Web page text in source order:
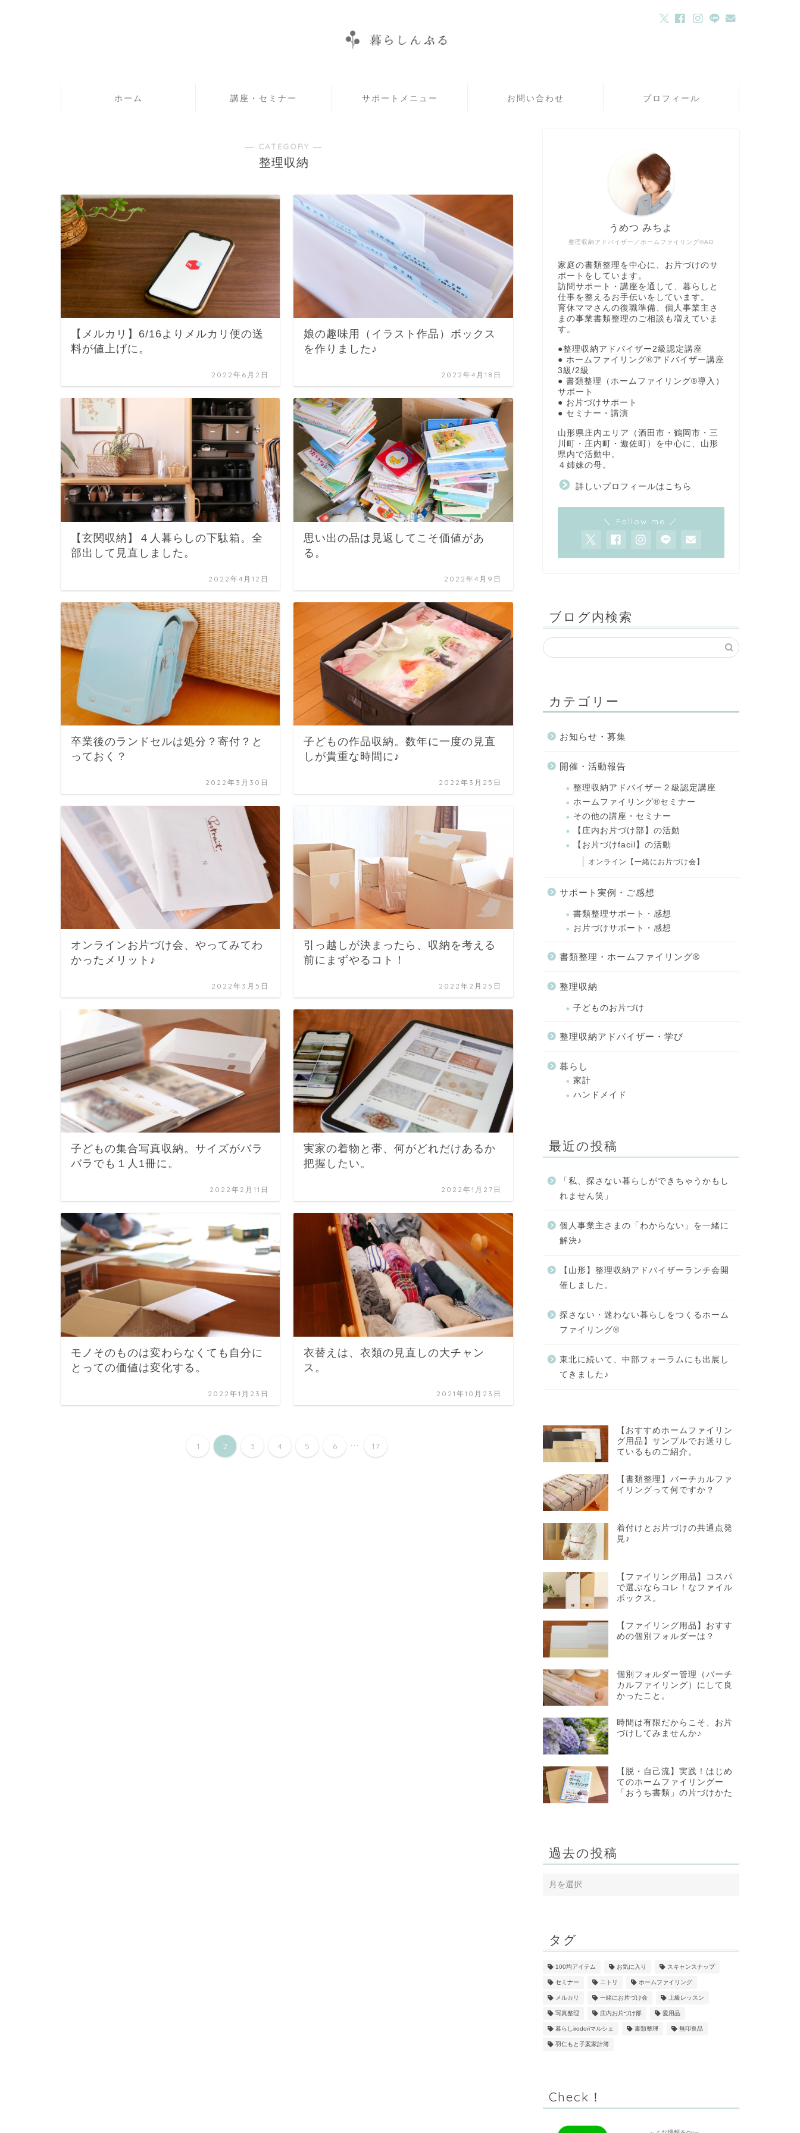
ホーム 講座・セミナー サポートメニュー お問い合わせ プロフィール
― CATEGORY ―
整理収納
【メルカリ】6/16よりメルカリ便の送
料が値上げに。
2022年6月2日
娘の趣味用（イラスト作品）ボックス
を作りました♪
2022年4月18日
【玄関収納】４人暮らしの下駄箱。全
部出して見直しました。
2022年4月12日
思い出の品は見返してこそ価値があ
る。
2022年4月9日
卒業後のランドセルは処分？寄付？と
っておく？
2022年3月30日
子どもの作品収納。数年に一度の見直
しが貴重な時間に♪
2022年3月25日
オンラインお片づけ会、やってみてわ
かったメリット♪
2022年3月5日
引っ越しが決まったら、収納を考える
前にまずやるコト！
2022年2月25日
子どもの集合写真収納。サイズがバラ
バラでも１人1冊に。
2022年2月11日
実家の着物と帯、何がどれだけあるか
把握したい。
2022年1月27日
モノそのものは変わらなくても自分に
とっての価値は変化する。
2022年1月23日
衣替えは、衣類の見直しの大チャン
ス。
2021年10月23日
1 2 3 4 5 6 ... 17
整理収納アドバイザー／ホームファイリング®AD
うめつ みちよ
家庭の書類整理を中心に、お片づけのサ
ポートをしています。
訪問サポート・講座を通して、暮らしと
仕事を整えるお手伝いをしています。
育休ママさんの復職準備、個人事業主さ
まの事業書類整理のご相談も増えていま
す。
●整理収納アドバイザー2級認定講座
● ホームファイリング®アドバイザー講座
3級/2級
● 書類整理（ホームファイリング®導入）
サポート
● お片づけサポート
● セミナー・講演
山形県庄内エリア（酒田市・鶴岡市・三
川町・庄内町・遊佐町）を中心に、山形
県内で活動中。
４姉妹の母。
詳しいプロフィールはこちら
＼ Follow me ／
ブログ内検索
カテゴリー
お知らせ・募集
開催・活動報告
整理収納アドバイザー２級認定講座
ホームファイリング®セミナー
その他の講座・セミナー
【庄内お片づけ部】の活動
【お片づけfacil】の活動
オンライン【一緒にお片づけ会】
サポート実例・ご感想
書類整理サポート・感想
お片づけサポート・感想
書類整理・ホームファイリング®
整理収納
子どものお片づけ
整理収納アドバイザー・学び
暮らし
家計
ハンドメイド
最近の投稿
「私、探さない暮らしができちゃうかもし
れません笑」
個人事業主さまの「わからない」を一緒に
解決♪
【山形】整理収納アドバイザーランチ会開
催しました。
探さない・迷わない暮らしをつくるホーム
ファイリング®
東北に続いて、中部フォーラムにも出展し
てきました♪
【おすすめホームファイリン
グ用品】サンプルでお送りし
ているものご紹介。
【書類整理】バーチカルファ
イリングって何ですか？
着付けとお片づけの共通点発
見♪
【ファイリング用品】コスパ
で選ぶならコレ！なファイル
ボックス。
【ファイリング用品】おすす
めの個別フォルダーは？
個別フォルダー管理（バーチ
カルファイリング）にして良
かったこと。
時間は有限だからこそ、お片
づけしてみませんか♪
【脱・自己流】実践！はじめ
てのホームファイリングー
「おうち書類」の片づけかた
過去の投稿
タグ
100均アイテム お気に入り スキャンスナップ
セミナー ニトリ ホームファイリング
メルカリ 一緒にお片づけ会 上級レッスン
写真整理 庄内お片づけ部 愛用品
暮らしirodoriマルシェ 書類整理 無印良品
羽仁もと子案家計簿
Check！